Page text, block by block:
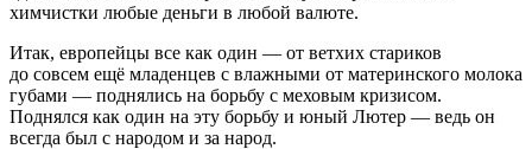
химчистки любые деньги в любой валюте.
Итак, европейцы все как один — от ветхих стариков
до совсем ещё младенцев с влажными от материнского молока
губами — поднялись на борьбу с меховым кризисом.
Поднялся как один на эту борьбу и юный Лютер — ведь он
всегда был с народом и за народ.